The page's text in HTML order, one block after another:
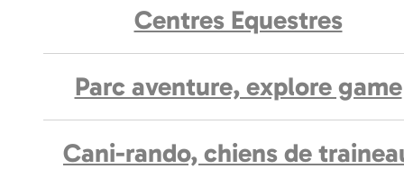
Centres Equestres
Parc aventure, explore game
Cani-rando, chiens de